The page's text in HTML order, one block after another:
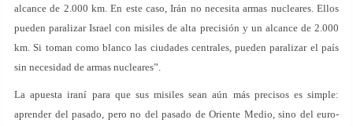
alcance de 2.000 km. En este caso, Irán no necesita armas nucleares. Ellos
pueden paralizar Israel con misiles de alta precisión y un alcance de 2.000
km. Si toman como blanco las ciudades centrales, pueden paralizar el país
sin necesidad de armas nucleares”.
La apuesta iraní para que sus misiles sean aún más precisos es simple:
aprender del pasado, pero no del pasado de Oriente Medio, sino del euro-